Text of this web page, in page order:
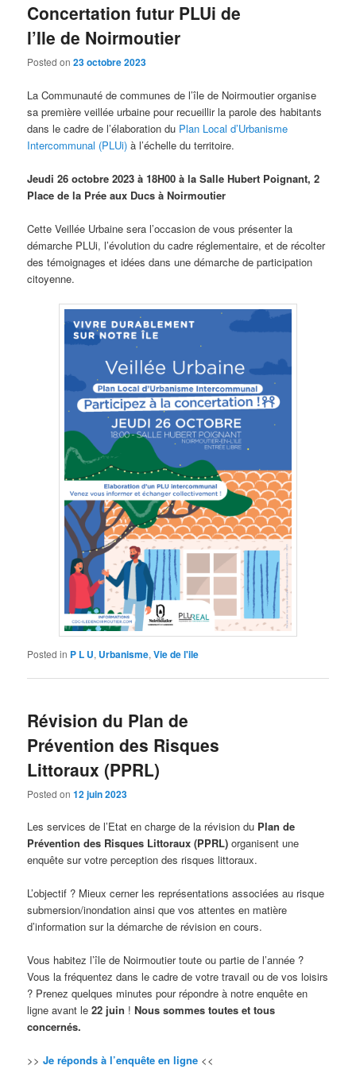
Concertation futur PLUi de
l’Ile de Noirmoutier
Posted on23 octobre 2023
La Communauté de communes de l’île de Noirmoutier organise
sa première veillée urbaine pour recueillir la parole des habitants
dans le cadre de l’élaboration du Plan Local d’Urbanisme
Intercommunal (PLUi)à l’échelle du territoire.
Jeudi 26 octobre 2023 à 18H00 à la Salle Hubert Poignant, 2
Place de la Prée aux Ducs à Noirmoutier
Cette Veillée Urbaine sera l’occasion de vous présenter la
démarche PLUi, l’évolution du cadre réglementaire, et de récolter
des témoignages et idées dans une démarche de participation
citoyenne.
Posted in P L U, Urbanisme,Vie de l'ile
Révision du Plan de
Prévention des Risques
Littoraux (PPRL)
Posted on12 juin 2023
Les services de l’Etat en charge de la révision du Plan de
Prévention des Risques Littoraux (PPRL) organisent une
enquête sur votre perception des risques littoraux.
L’objectif ? Mieux cerner les représentations associées au risque
submersion/inondation ainsi que vos attentes en matière
d’information sur la démarche de révision en cours.
Vous habitez l’île de Noirmoutier toute ou partie de l’année ?
Vous la fréquentez dans le cadre de votre travail ou de vos loisirs
? Prenez quelques minutes pour répondre à notre enquête en
ligne avant le 22 juin ! Nous sommes toutes et tous
concernés.
>> Je réponds à l’enquête en ligne <<